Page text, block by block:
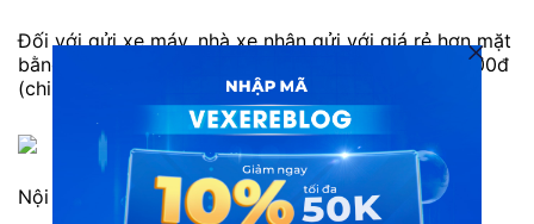
Đối với gửi xe máy, nhà xe nhận gửi với giá rẻ hơn mặt
bằng chung: xe số chỉ 250.000đ và xe ga là 350.000đ
(chi phí này chưa bao gồm bọc)
Nội thất xe Nam Phương